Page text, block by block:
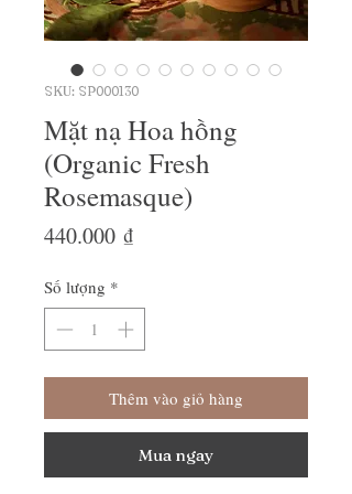
SKU: SP000130
Mặt nạ Hoa hồng
(Organic Fresh
Rosemasque)
440.000 ₫
Số lượng *
Thêm vào giỏ hàng
Mua ngay